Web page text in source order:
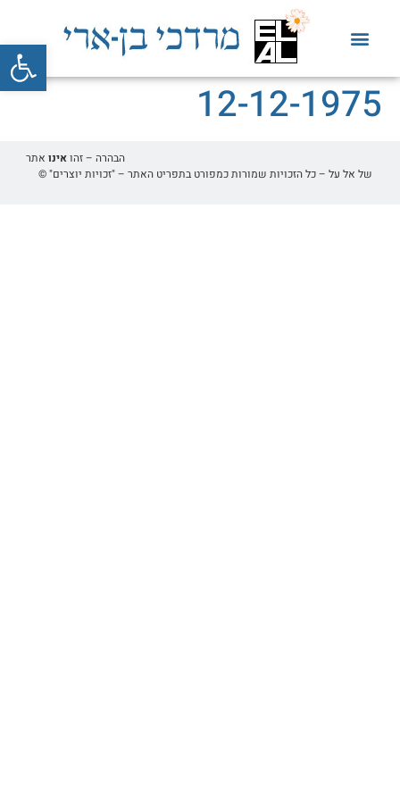
פתח
12-12-1975
הבהרה – זהואינו אתר
של אל על – כל הזכויות שמורות כמפורט בתפריט האתר – "זכויות יוצרים" ©